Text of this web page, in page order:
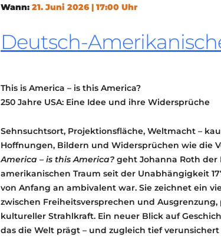
TRANSPARENZ
Wann: 21. Juni 2026 | 17:00 Uhr
Deutsch-
This is America – is this America?
250 Jahre USA: Eine Idee und ihre Widersprüche
Sehnsuchtsort, Projektionsfläche, Weltmacht –
Hoffnungen, Bildern und Widersprüchen wie die
America – is this America? geht Johanna Roth der
amerikanischen Traum seit der Unabhängigkeit
von Anfang an ambivalent war. Sie zeichnet ein
zwischen Freiheitsversprechen und
kultureller Strahlkraft. Ein neuer Blick auf
das die Welt prägt – und zugleich tief verunsichert